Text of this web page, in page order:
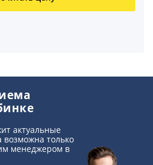
актуальные
только
менеджером в